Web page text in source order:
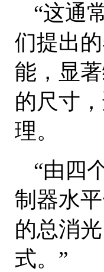
“这通
们提出
能，显
的尺寸
理。
“由四
制器水
的总消
式。”